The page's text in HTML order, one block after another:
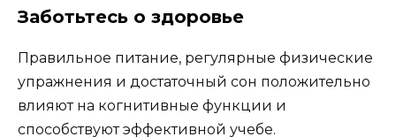
Заботьтесь о здоровье
Правильное питание, регулярные физические
упражнения и достаточный сон положительно
влияют на когнитивные функции и
способствуют эффективной учебе.